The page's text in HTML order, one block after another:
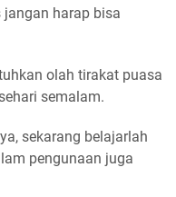
harap bisa
olah tirakat puasa
semalam.
sekarang belajarlah
pengunaan juga